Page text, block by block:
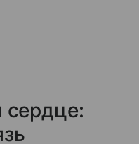
сердце: